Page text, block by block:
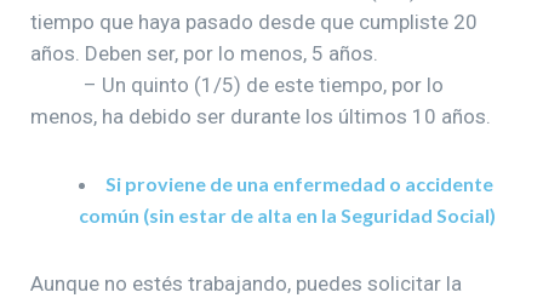
tiempo que haya pasado desde que cumpliste 20
años. Deben ser, por lo menos, 5 años.
– Un quinto (1/5) de este tiempo, por lo
menos, ha debido ser durante los últimos 10 años.
Si proviene de una enfermedad o accidente
común (sin estar de alta en la Seguridad Social)
Aunque no estés trabajando, puedes solicitar la